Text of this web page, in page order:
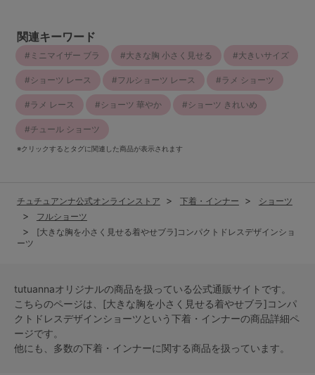
関連キーワード
ミニマイザー ブラ 大きな胸 小さく見せる 大きいサイズ
ショーツ レース フルショーツ レース ラメ ショーツ
ラメ レース ショーツ 華やか ショーツ きれいめ
チュール ショーツ
※クリックするとタグに関連した商品が表示されます
チュチュアンナ公式オンラインストア 下着・インナー
ショーツ
フルショーツ
[大きな胸を小さく見せる着やせブラ]コンパクトドレスデザインショ
ーツ
tutuannaオリジナルの商品を扱っている公式通販サイトです。
こちらのページは、[大きな胸を小さく見せる着やせブラ]コンパ
クトドレスデザインショーツという下着・インナーの商品詳細ペ
ージです。
他にも、多数の下着・インナーに関する商品を扱っています。